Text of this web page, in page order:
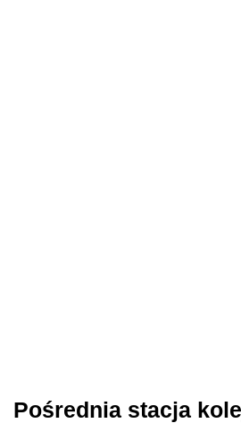
Pośrednia stacja